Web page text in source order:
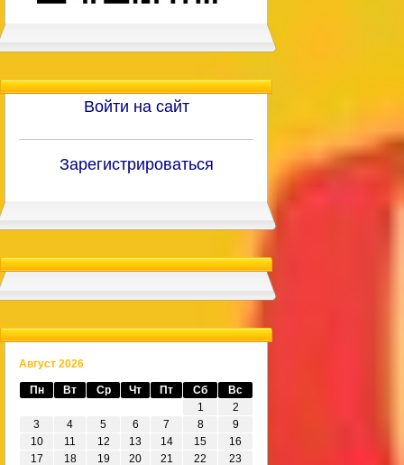
Войти на сайт
Зарегистрироваться
Август 2026
Пн Вт Ср Чт Пт Сб
Вс
1
2
3
4 5 6 7 8
9
10
11 12 13 14 15
16
17
18 19 20 21 22
23